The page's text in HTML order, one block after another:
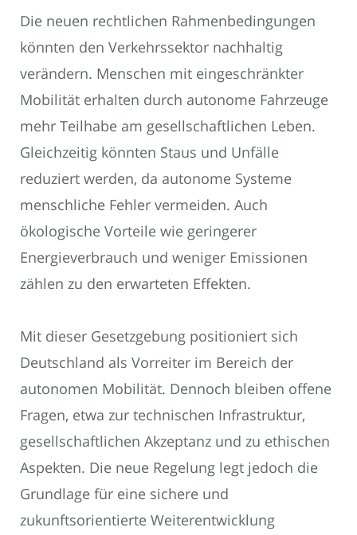
Die neuen rechtlichen Rahmenbedingungen
könnten den Verkehrssektor nachhaltig
verändern. Menschen mit eingeschränkter
Mobilität erhalten durch autonome Fahrzeuge
mehr Teilhabe am gesellschaftlichen Leben.
Gleichzeitig könnten Staus und Unfälle
reduziert werden, da autonome Systeme
menschliche Fehler vermeiden. Auch
ökologische Vorteile wie geringerer
Energieverbrauch und weniger Emissionen
zählen zu den erwarteten Effekten.
Mit dieser Gesetzgebung positioniert sich
Deutschland als Vorreiter im Bereich der
autonomen Mobilität. Dennoch bleiben offene
Fragen, etwa zur technischen Infrastruktur,
gesellschaftlichen Akzeptanz und zu ethischen
Aspekten. Die neue Regelung legt jedoch die
Grundlage für eine sichere und
zukunftsorientierte Weiterentwicklung